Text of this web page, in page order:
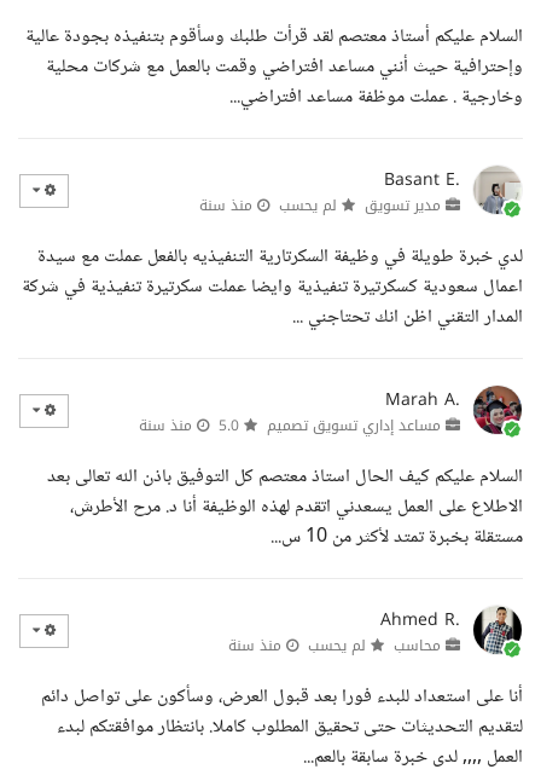
السلام عليكم أستاذ معتصم لقد قرأت طلبك وسأقوم بتنفيذه بجودة عالية
وإحترافية حيث أنني مساعد افتراضي وقمت بالعمل مع شركات محلية
وخارجية . عملت موظفة مساعد افتراضي...
Basant E.
مدير تسويق لم يحسب منذ سنة
لدي خبرة طويلة في وظيفة السكرتارية التنفيذيه بالفعل عملت مع سيدة
اعمال سعودية كسكرتيرة تنفيذية وايضا عملت سكرتيرة تنفيذية في شركة
المدار التقني اظن انك تحتاجني ...
Marah A.
مساعد إداري تسويق تصميم منذ سنة
السلام عليكم كيف الحال استاذ معتصم كل التوفيق باذن الله تعالى بعد
الاطلاع على العمل يسعدني اتقدم لهذه الوظيفة أنا د. مرح الأطرش،
مستقلة بخبرة تمتد لأكثر من 10 س...
Ahmed R.
محاسب لم يحسب منذ سنة
أنا على استعداد للبدء فورا بعد قبول العرض، وسأكون على تواصل دائم
لتقديم التحديثات حتى تحقيق المطلوب كاملا. بانتظار موافقتكم لبدء
العمل ,,,, لدى خبرة سابقة بالعم...